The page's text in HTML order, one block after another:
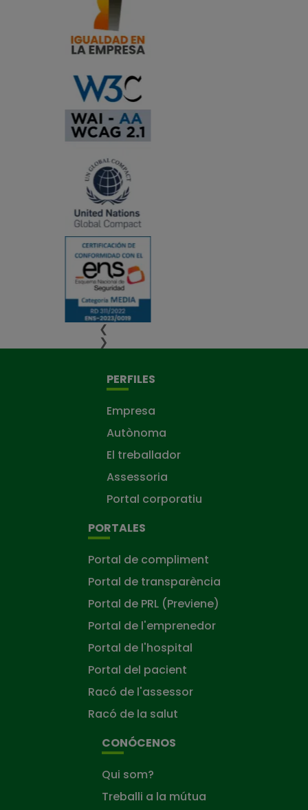
❮
❯
PERFILES
Empresa
Autònoma
El treballador
Assessoria
Portal corporatiu
PORTALES
Portal de compliment
Portal de transparència
Portal de PRL (Previene)
Portal de l'emprenedor
Portal de l'hospital
Portal del pacient
Racó de l'assessor
Racó de la salut
CONÓCENOS
Qui som?
Treballi a la mútua